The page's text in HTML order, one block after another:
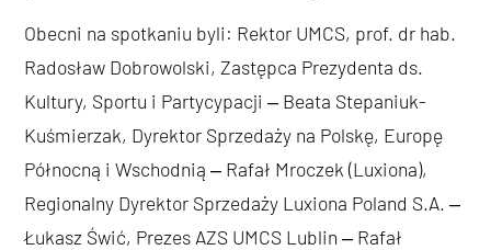
Obecni na spotkaniu byli: Rektor UMCS, prof. dr hab.
Radosław Dobrowolski, Zastępca Prezydenta ds.
Kultury, Sportu i Partycypacji ‒ Beata Stepaniuk-
Kuśmierzak, Dyrektor Sprzedaży na Polskę, Europę
Północną i Wschodnią ‒ Rafał Mroczek (Luxiona),
Regionalny Dyrektor Sprzedaży Luxiona Poland S.A. ‒
Łukasz Świć, Prezes AZS UMCS Lublin ‒ Rafał